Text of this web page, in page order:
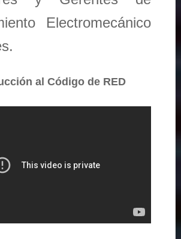
Electromecánico
al Código de RED